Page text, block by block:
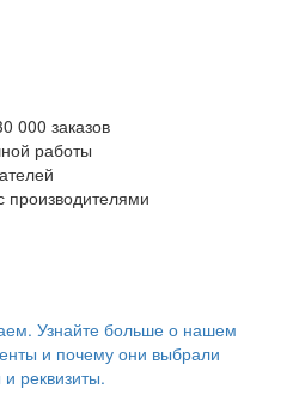
000 заказов
работы
производителями
Узнайте больше о нашем
и почему они выбрали
реквизиты.